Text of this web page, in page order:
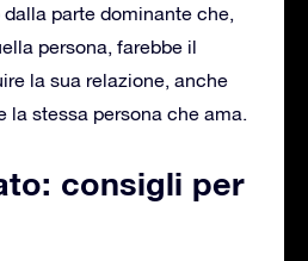
parte dominante che,
persona, farebbe il
la sua relazione, anche
la stessa persona che ama.
consigli per